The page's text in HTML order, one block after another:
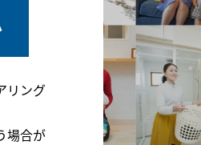
リング
場合が